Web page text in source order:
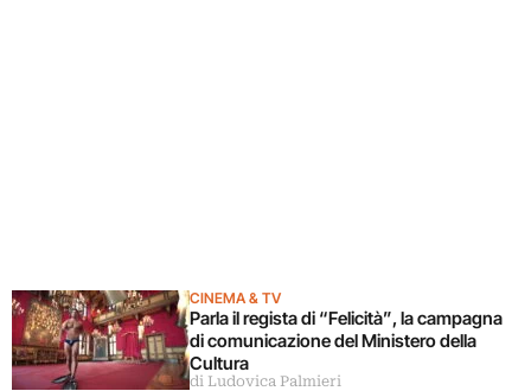
CINEMA & TV
Parla il regista di “Felicità”, la campagna
di comunicazione del Ministero della
Cultura
di Ludovica Palmieri